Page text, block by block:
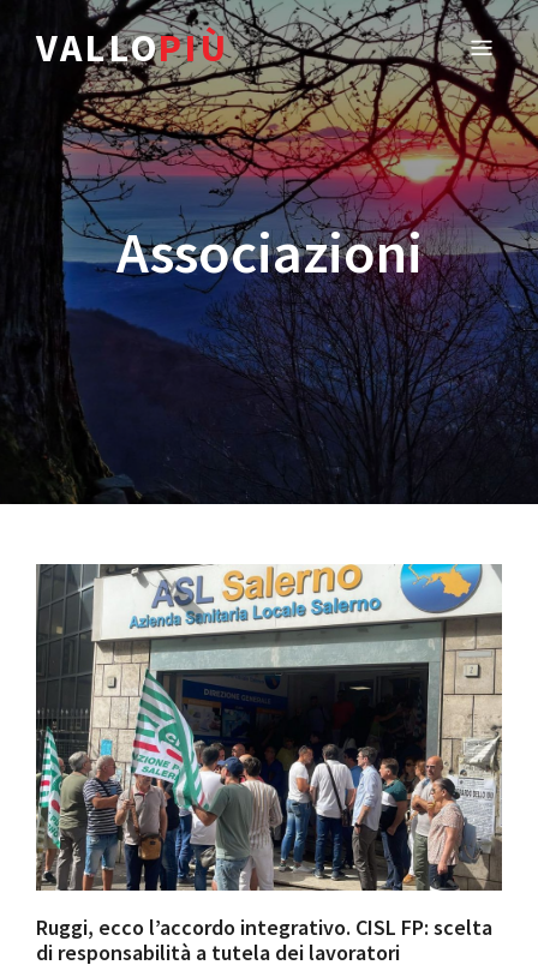
VALLOPIÙ
Associazioni
Ruggi, ecco l’accordo integrativo. CISL FP: scelta
di responsabilità a tutela dei lavoratori